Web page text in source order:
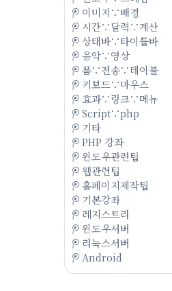
이미지∵배경
시간∵달력∵계산
상태바∵타이틀바
음악∵영상
폼∵전송∵테이블
키보드∵마우스
효과∵링크∵메뉴
Script∵php
기타
PHP 강좌
윈도우관련팁
웹관련팁
홈페이지제작팁
기본강좌
레지스트리
윈도우서버
리눅스서버
Android